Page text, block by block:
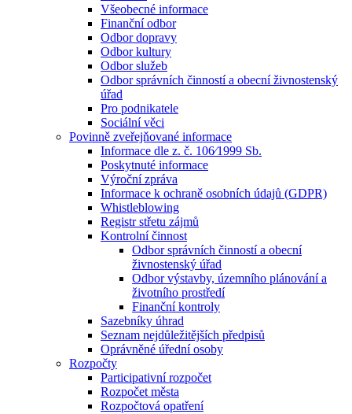
Všeobecné informace
Finanční odbor
Odbor dopravy
Odbor kultury
Odbor služeb
Odbor správních činností a obecní živnostenský
úřad
Pro podnikatele
Sociální věci
Povinně zveřejňované informace
Informace dle z. č. 106⁄1999 Sb.
Poskytnuté informace
Výroční zpráva
Informace k ochraně osobních údajů (GDPR)
Whistleblowing
Registr střetu zájmů
Kontrolní činnost
Odbor správních činností a obecní
živnostenský úřad
Odbor výstavby, územního plánování a
životního prostředí
Finanční kontroly
Sazebníky úhrad
Seznam nejdůležitějších předpisů
Oprávněné úřední osoby
Rozpočty
Participativní rozpočet
Rozpočet města
Rozpočtová opatření